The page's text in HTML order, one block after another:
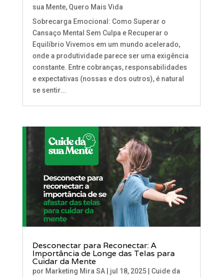
sua Mente, Quero Mais Vida
Sobrecarga Emocional: Como Superar o
Cansaço Mental Sem Culpa e Recuperar o
Equilíbrio Vivemos em um mundo acelerado,
onde a produtividade parece ser uma exigência
constante. Entre cobranças, responsabilidades
e expectativas (nossas e dos outros), é natural
se sentir...
Desconectar para Reconectar: A
Importância de Longe das Telas para
Cuidar da Mente
por Marketing Mira SA| jul 18, 2025| Cuide da